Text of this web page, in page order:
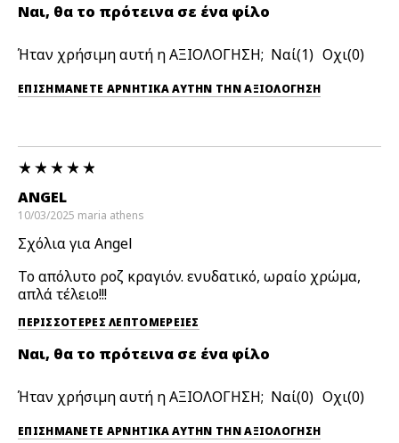
Ναι, θα το πρότεινα σε ένα φίλο
Ήταν χρήσιμη αυτή η ΑΞΙΟΛΟΓΗΣΗ; 1 0
ΕΠΙΣΗΜΆΝΕΤΕ ΑΡΝΗΤΙΚΆ ΑΥΤΉΝ ΤΗΝ ΑΞΙΟΛΟΓΗΣΗ
ANGEL
10/03/2025 maria athens
Σχόλια για Angel
Το απόλυτο ροζ κραγιόν. ενυδατικό, ωραίο χρώμα,
απλά τέλειο!!!
ΠΕΡΙΣΣΌΤΕΡΕΣ ΛΕΠΤΟΜΈΡΕΙΕΣ
Ναι, θα το πρότεινα σε ένα φίλο
Ήταν χρήσιμη αυτή η ΑΞΙΟΛΟΓΗΣΗ; 0 0
ΕΠΙΣΗΜΆΝΕΤΕ ΑΡΝΗΤΙΚΆ ΑΥΤΉΝ ΤΗΝ ΑΞΙΟΛΟΓΗΣΗ